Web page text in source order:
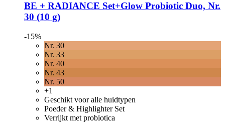
BE + RADIANCE Set+Glow Probiotic Duo, Nr.
30 (10 g)
-15%
Nr. 30
Nr. 33
Nr. 40
Nr. 43
Nr. 50
+1
Geschikt voor alle huidtypen
Poeder & Highlighter Set
Verrijkt met probiotica